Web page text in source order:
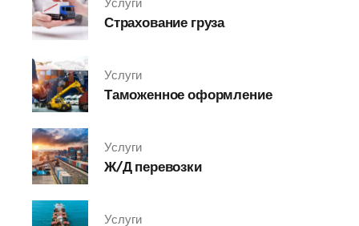
Страхование груза
Услуги
Таможенное оформление
Услуги
Ж/Д перевозки
Услуги